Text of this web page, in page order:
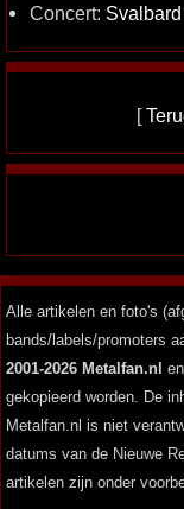
Concert:
[
Alle artikelen en foto's
bands/labels/promoters
2001-2026 Metalfan.nl
gekopieerd worden. De
Metalfan.nl is niet
datums van de Nieuwe
artikelen zijn onder